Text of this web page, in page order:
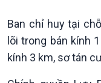
Ban chỉ huy tại
lõi trong bán kính
kính 3 km, sơ tán